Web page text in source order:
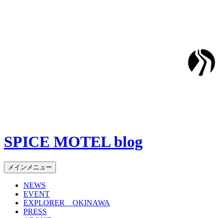
SPICE MOTEL blog
検
索
メインメニュー コ
ツ
NEWS
EVENT
EXPLORER OKINAWA
PRESS